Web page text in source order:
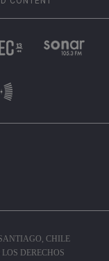
CHILE
DERECHOS